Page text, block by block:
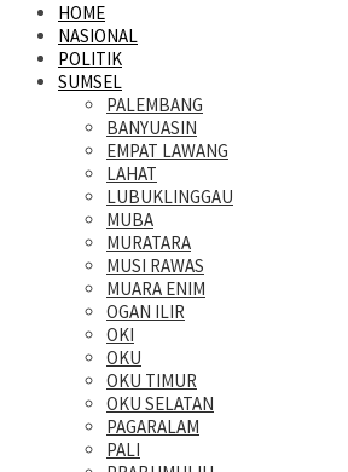
HOME
NASIONAL
POLITIK
SUMSEL
PALEMBANG
BANYUASIN
EMPAT LAWANG
LAHAT
LUBUKLINGGAU
MUBA
MURATARA
MUSI RAWAS
MUARA ENIM
OGAN ILIR
OKI
OKU
OKU TIMUR
OKU SELATAN
PAGARALAM
PALI